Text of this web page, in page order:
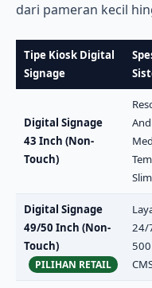
dari pameran kecil
Tipe Kiosk Digital
Signage
Digital Signage
43 Inch (Non-
Touch)
Digital Signage
49/50 Inch (Non-
Touch)
PILIHAN RETAIL
24/